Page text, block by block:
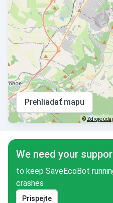
Prehliadať mapu
© Zdroje
We need your
to keep SaveEcoBot
crashes
Prispejte